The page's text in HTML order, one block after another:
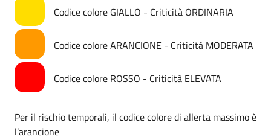
Codice colore GIALLO - Criticità ORDINARIA
Codice colore ARANCIONE - Criticità MODERATA
Codice colore ROSSO - Criticità ELEVATA
Per il rischio temporali, il codice colore di allerta massimo è
l’arancione